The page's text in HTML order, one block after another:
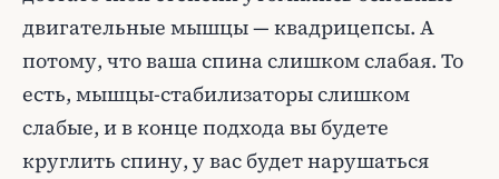
двигательные мышцы — квадрицепсы. А
потому, что ваша спина слишком слабая. То
есть, мышцы-стабилизаторы слишком
слабые, и в конце подхода вы будете
круглить спину, у вас будет нарушаться